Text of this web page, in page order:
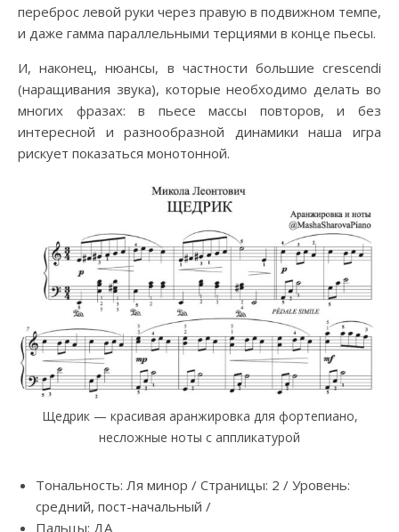
переброс левой руки через правую в подвижном темпе,
и даже гамма параллельными терциями в конце пьесы.
И, наконец, нюансы, в частности большие crescendi
(наращивания звука), которые необходимо делать во
многих фразах: в пьесе массы повторов, и без
интересной и разнообразной динамики наша игра
рискует показаться монотонной.
Щедрик — красивая аранжировка для фортепиано,
несложные ноты с аппликатурой
Тональность: Ля минор / Страницы: 2 / Уровень:
средний, пост-начальный /
Пальцы: ДА